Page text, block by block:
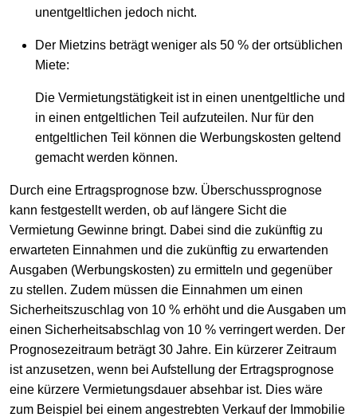
unentgeltlichen jedoch nicht.
Der Mietzins beträgt weniger als 50 % der ortsüblichen
Miete:
Die Vermietungstätigkeit ist in einen unentgeltliche und
in einen entgeltlichen Teil aufzuteilen. Nur für den
entgeltlichen Teil können die Werbungskosten geltend
gemacht werden können.
Durch eine Ertragsprognose bzw. Überschussprognose
kann festgestellt werden, ob auf längere Sicht die
Vermietung Gewinne bringt. Dabei sind die zukünftig zu
erwarteten Einnahmen und die zukünftig zu erwartenden
Ausgaben (Werbungskosten) zu ermitteln und gegenüber
zu stellen. Zudem müssen die Einnahmen um einen
Sicherheitszuschlag von 10 % erhöht und die Ausgaben um
einen Sicherheitsabschlag von 10 % verringert werden. Der
Prognosezeitraum beträgt 30 Jahre. Ein kürzerer Zeitraum
ist anzusetzen, wenn bei Aufstellung der Ertragsprognose
eine kürzere Vermietungsdauer absehbar ist. Dies wäre
zum Beispiel bei einem angestrebten Verkauf der Immobilie